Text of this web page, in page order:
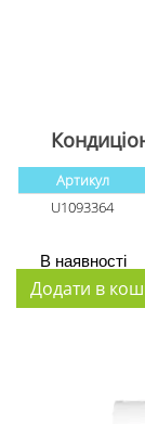
Артикул
U1093364
В наявності